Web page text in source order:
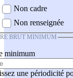
Non cadre
Non renseignée
BRUT MINIMUM
minimum
une périodicité